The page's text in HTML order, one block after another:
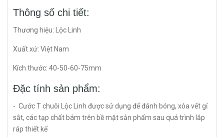
Thông số chi tiết:
Thương hiệu: Lộc Linh
Xuất xứ: Việt Nam
Kích thước: 40-50-60-75mm
Đặc tính sản phẩm:
- Cước T chuôi Lộc Linh được sử dụng để đánh bóng, xóa vết gỉ
sắt, các tạp chất bám trên bề mặt sản phẩm sau quá trình lắp
ráp thiết kế